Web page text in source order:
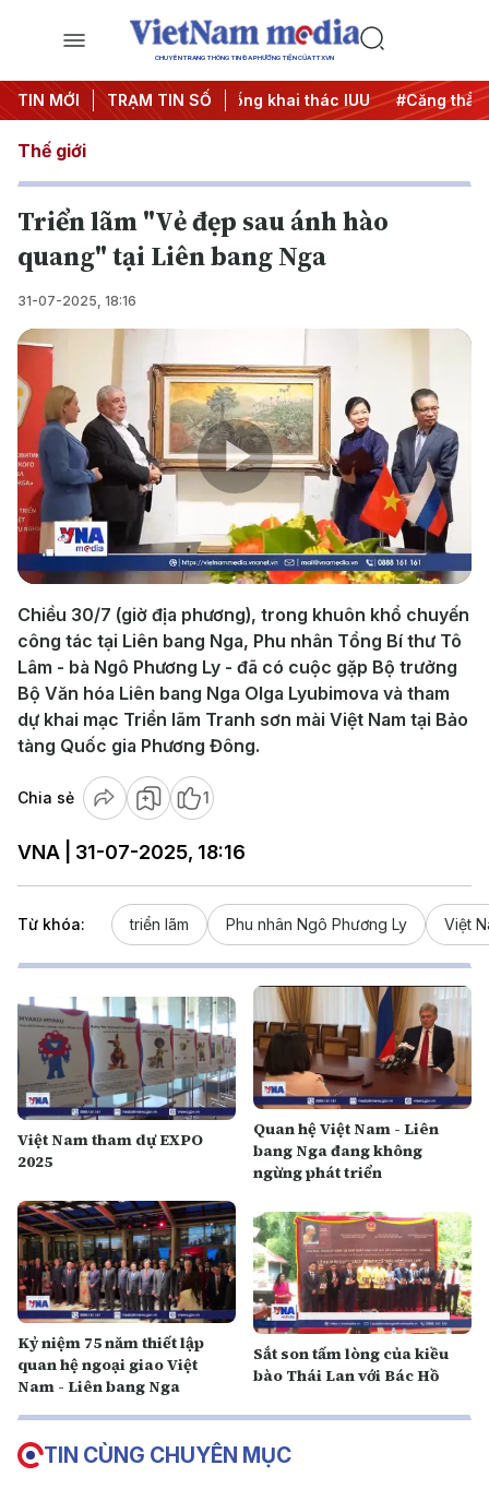
CHUYÊN TRANG THÔNG TIN ĐA PHƯƠNG TIỆN CỦA TTXVN
TIN MỚI TRẠM TIN SỐ
500 ngày đêm #Chống khai thác IUU #Căng thẳng
Thế giới
Triển lãm "Vẻ đẹp sau ánh hào
quang" tại Liên bang Nga
31-07-2025, 18:16
Play
Video
Chiều 30/7 (giờ địa phương), trong khuôn khổ chuyến
công tác tại Liên bang Nga, Phu nhân Tổng Bí thư Tô
Lâm - bà Ngô Phương Ly - đã có cuộc gặp Bộ trưởng
Bộ Văn hóa Liên bang Nga Olga Lyubimova và tham
dự khai mạc Triển lãm Tranh sơn mài Việt Nam tại Bảo
tàng Quốc gia Phương Đông.
Chia sẻ 1
VNA | 31-07-2025, 18:16
Từ khóa: triển lãm Phu nhân Ngô Phương Ly Việt
Việt Nam tham dự EXPO
2025
Quan hệ Việt Nam - Liên
bang Nga đang không
ngừng phát triển
K ỷ niệm 75 năm thiết lập
quan hệ ngoại giao Việt
Nam - Liên bang Nga
Sắt son tấm lòng của kiều
bào Thái Lan với Bác Hồ
TIN CÙNG CHUYÊN MỤC